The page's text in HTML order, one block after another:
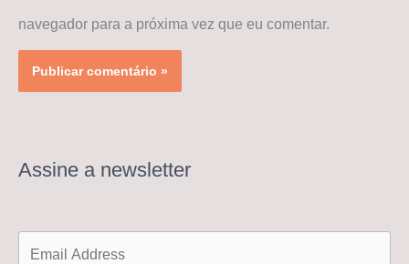
navegador para a próxima vez que eu comentar.
Assine a newsletter